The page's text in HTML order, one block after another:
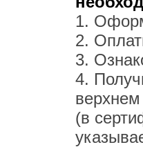
1.
2.
3.
4.
(в